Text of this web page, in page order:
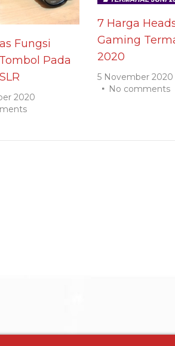
Fungsi
Pada
2020
7 Harga
Gaming
2020
5 November 2020
No comments